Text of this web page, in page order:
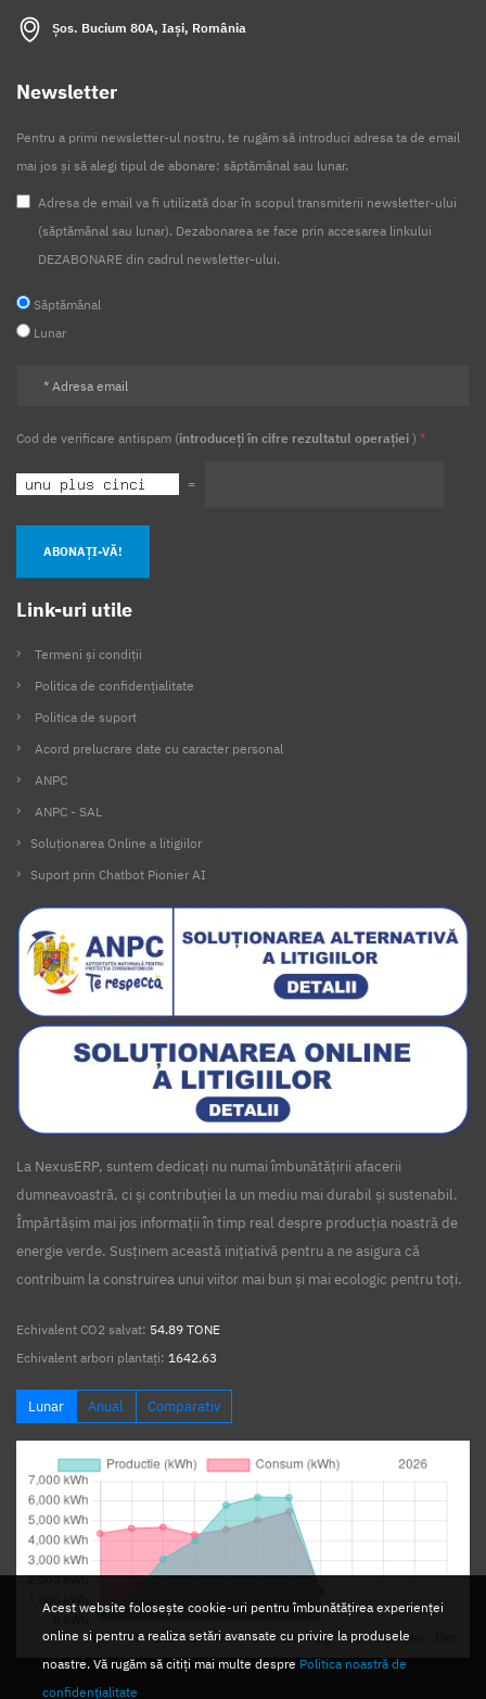
Acest website folosește cookie-uri pentru îmbunătățirea experienței
online si pentru a realiza setări avansate cu privire la produsele
noastre. Vă rugăm să citiți mai multe despre Politica noastră de
confidențialitate
Șos. Bucium 80A, Iași, România
Newsletter
Pentru a primi newsletter-ul nostru, te rugăm să introduci adresa ta de email
mai jos și să alegi tipul de abonare: săptămânal sau lunar.
Adresa de email va fi utilizată doar în scopul transmiterii newsletter-ului
(săptămânal sau lunar). Dezabonarea se face prin accesarea linkului
DEZABONARE din cadrul newsletter-ului.
Săptămânal
Lunar
Cod de verificare antispam (introduceți în cifre rezultatul operației ) *
=
ABONAȚI-VĂ!
Link-uri utile
Termeni și condiții
Politica de confidențialitate
Politica de suport
Acord prelucrare date cu caracter personal
ANPC
ANPC - SAL
Soluționarea Online a litigiilor
Suport prin Chatbot Pionier AI
La NexusERP, suntem dedicați nu numai îmbunătățirii afacerii
dumneavoastră, ci și contribuției la un mediu mai durabil și sustenabil.
Împărtășim mai jos informații în timp real despre producția noastră de
energie verde. Susținem această inițiativă pentru a ne asigura că
contribuim la construirea unui viitor mai bun și mai ecologic pentru toți.
Echivalent CO2 salvat: 54.89 TONE
Echivalent arbori plantați: 1642.63
Lunar Anual Comparativ